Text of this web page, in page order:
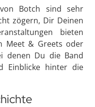
Botch sind sehr
zögern, Dir Deinen
bieten
Meet & Greets oder
denen Du die Band
Einblicke hinter die